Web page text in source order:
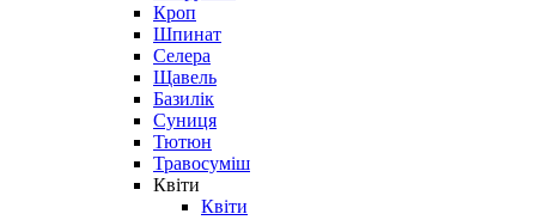
Кроп
Шпинат
Селера
Щавель
Базилік
Суниця
Тютюн
Травосуміш
Квіти
Квіти